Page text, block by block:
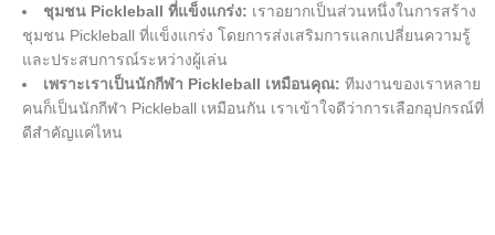
ชุมชน Pickleball ที่แข็งแกร่ง: เราอยากเป็นส่วนหนึ่งในการสร้าง
ชุมชน Pickleball ที่แข็งแกร่ง โดยการส่งเสริมการแลกเปลี่ยนความรู้
และประสบการณ์ระหว่างผู้เล่น
เพราะเราเป็นนักกีฬา Pickleball เหมือนคุณ: ทีมงานของเราหลาย
คนก็เป็นนักกีฬา Pickleball เหมือนกัน เราเข้าใจดีว่าการเลือกอุปกรณ์ที่
ดีสำคัญแค่ไหน